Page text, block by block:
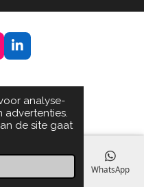
analyse-
de site gaat
L
i
k
e
d
I
WhatsApp